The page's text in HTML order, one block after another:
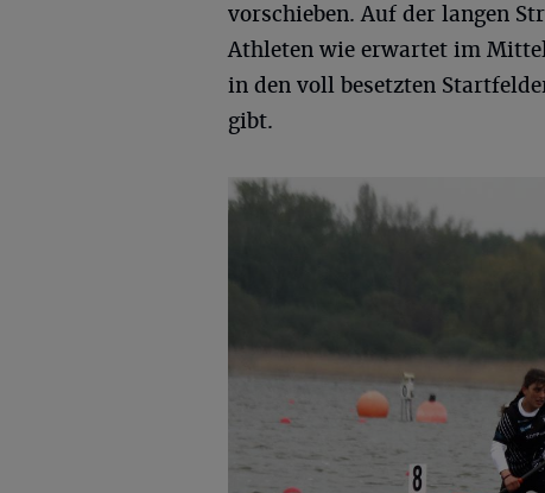
vorschieben. Auf der langen
Athleten wie erwartet im
in den voll besetzten
gibt.